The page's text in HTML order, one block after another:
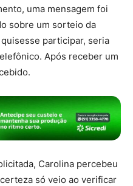
uma mensagem foi
sobre um sorteio da
participar, seria
Após receber um
Carolina percebeu
só veio ao verificar